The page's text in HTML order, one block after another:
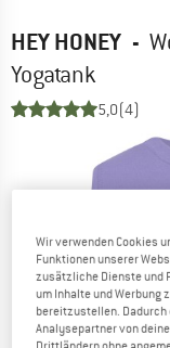
HEY HONEY -
Yogatank
5,0(4)
Wir verwenden Cookies
Funktionen unserer
zusätzliche Dienste und
um Inhalte und Werbung
bereitzustellen. Dadurch
Analysepartner von